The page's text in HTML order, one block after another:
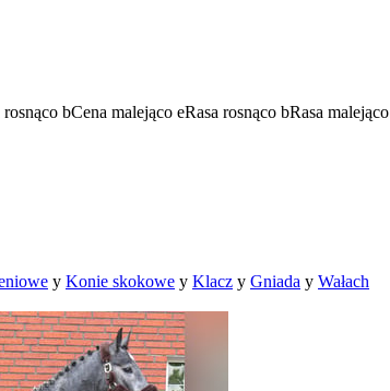
rosnąco bCena malejąco eRasa rosnąco bRasa malejąco
y Konie skokowe y Klacz y Gniada y Wałach